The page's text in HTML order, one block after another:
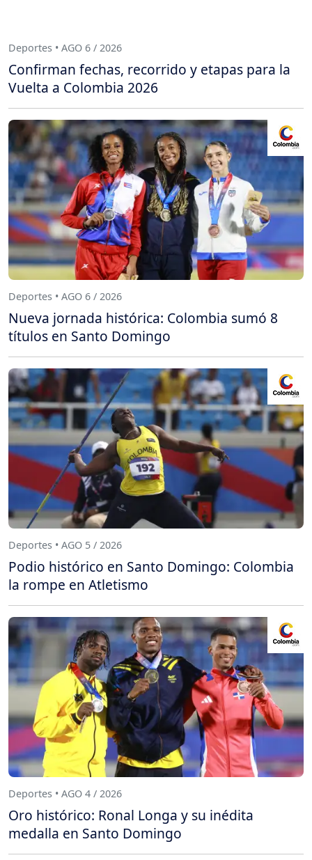
Deportes • AGO 6 / 2026
Confirman fechas, recorrido y etapas para la
Vuelta a Colombia 2026
Deportes • AGO 6 / 2026
Nueva jornada histórica: Colombia sumó 8
títulos en Santo Domingo
Deportes • AGO 5 / 2026
Podio histórico en Santo Domingo: Colombia
la rompe en Atletismo
Deportes • AGO 4 / 2026
Oro histórico: Ronal Longa y su inédita
medalla en Santo Domingo